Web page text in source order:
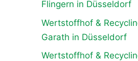
Flingern in Düsseldorf
Wertstoffhof &
Garath in Düsseldorf
Wertstoffhof &